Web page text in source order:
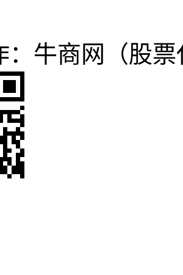
：牛商网（股票